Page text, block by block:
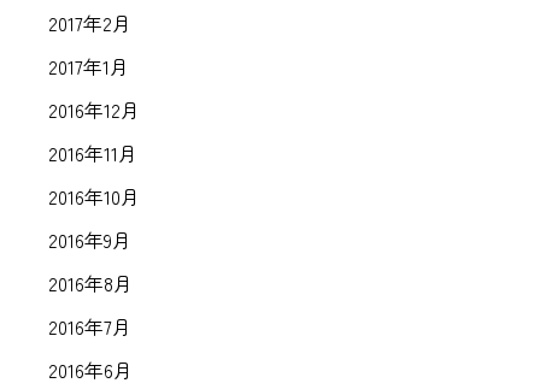
2017年2月
2017年1月
2016年12月
2016年11月
2016年10月
2016年9月
2016年8月
2016年7月
2016年6月